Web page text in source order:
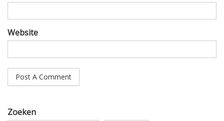
Website
Zoeken